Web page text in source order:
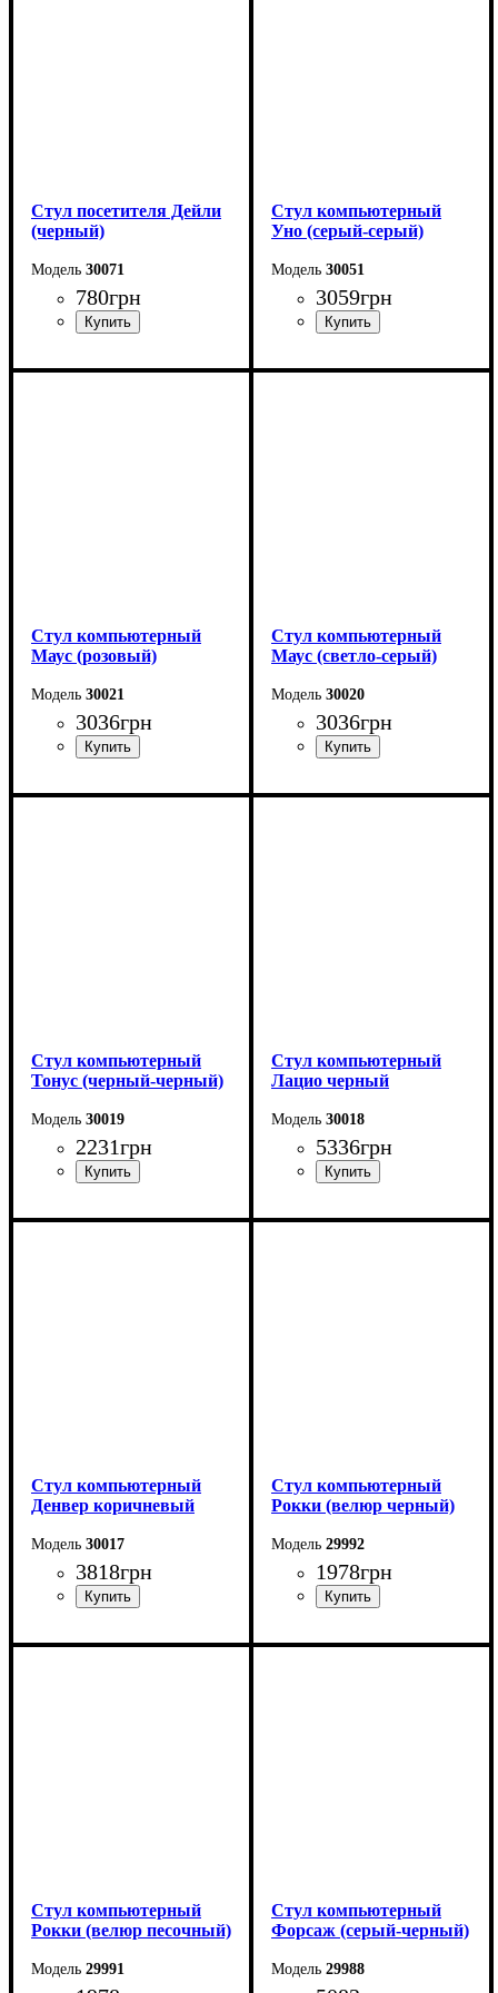
Стул посетителя Дейли
(черный)
30071
780грн
Стул компьютерный
Уно (серый-серый)
30051
3059грн
Стул компьютерный
Маус (розовый)
30021
3036грн
Стул компьютерный
Маус (светло-серый)
30020
3036грн
Стул компьютерный
Тонус (черный-черный)
30019
2231грн
Стул компьютерный
Лацио черный
30018
5336грн
Стул компьютерный
Денвер коричневый
30017
3818грн
Стул компьютерный
Рокки (велюр черный)
29992
1978грн
Стул компьютерный
Рокки (велюр песочный)
29991
Стул компьютерный
Форсаж (серый-черный)
29988